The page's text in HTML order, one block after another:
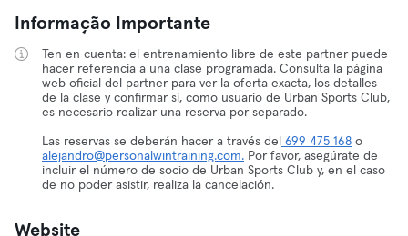
Informação Importante
Ten en cuenta: el entrenamiento libre de este partner puede
hacer referencia a una clase programada. Consulta la página
web oficial del partner para ver la oferta exacta, los detalles
de la clase y confirmar si, como usuario de Urban Sports Club,
es necesario realizar una reserva por separado.
Las reservas se deberán hacer a través del 699 475 168 o
alejandro@personalwintraining.com. Por favor, asegúrate de
incluir el número de socio de Urban Sports Club y, en el caso
de no poder asistir, realiza la cancelación.
Website